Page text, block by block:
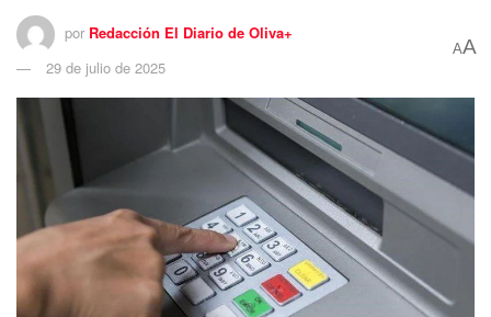
por Redacción El Diario de Oliva+
29 de julio de 2025
AA